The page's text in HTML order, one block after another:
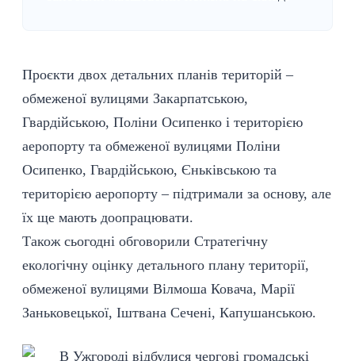
Проєкти двох детальних планів територій –
обмеженої вулицями Закарпатською,
Гвардійською, Поліни Осипенко і територією
аеропорту та обмеженої вулицями Поліни
Осипенко, Гвардійською, Єньківською та
територією аеропорту – підтримали за основу, але
їх ще мають доопрацювати.
Також сьогодні обговорили Стратегічну
екологічну оцінку детального плану території,
обмеженої вулицями Вілмоша Ковача, Марії
Заньковецької, Іштвана Сечені, Капушанською.